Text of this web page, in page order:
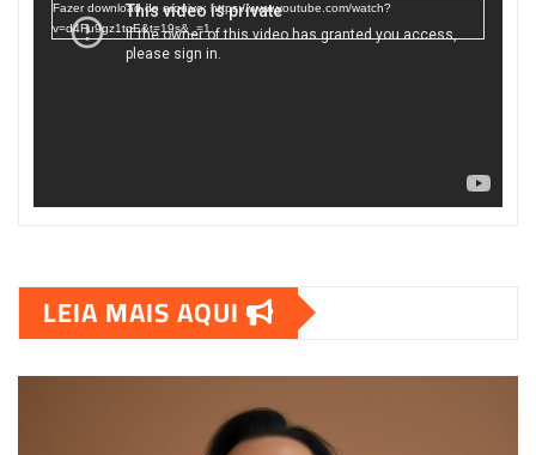
Fazer download do arquivo: https://www.youtube.com/watch?
v=d4Fu9gz1tqE&t=19s&_=1
LEIA MAIS AQUI